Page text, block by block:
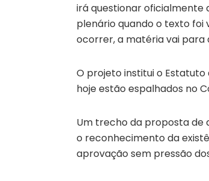
irá questionar oficialmente
plenário quando o texto foi
ocorrer, a matéria vai para
O projeto institui o Estatuto
hoje estão espalhados no
Um trecho da proposta de
o reconhecimento da
aprovação sem pressão